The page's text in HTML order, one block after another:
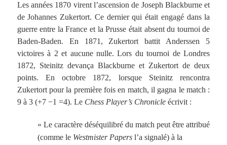
Les années 1870 virent l’ascension de Joseph Blackburne et
de Johannes Zukertort. Ce dernier qui était engagé dans la
guerre entre la France et la Prusse était absent du tournoi de
Baden-Baden. En 1871, Zukertort battit Anderssen 5
victoires à 2 et aucune nulle. Lors du tournoi de Londres
1872, Steinitz devança Blackburne et Zukertort de deux
points. En octobre 1872, lorsque Steinitz rencontra
Zukertort pour la première fois en match, il gagna le match :
9 à 3 (+7 −1 =4). Le Chess Player’s Chronicleécrivit :
« Le caractère déséquilibré du match peut être attribué
(comme le Westmister Papersl’a signalé) à la